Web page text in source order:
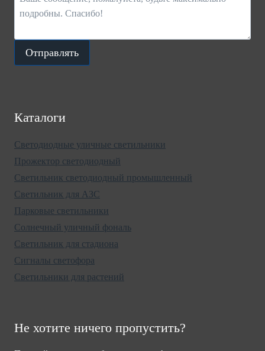
Отправлять
Каталоги
Светодиодные уличные светильники
Прожектор светодиодный
Светильник светодиодный промышленный
Светильник для АЗС
Парковые светильники
Солнечный уличный фональ
Светильник для стадиона
Сигналы светофора
Светильники для растений
Не хотите ничего пропустить?